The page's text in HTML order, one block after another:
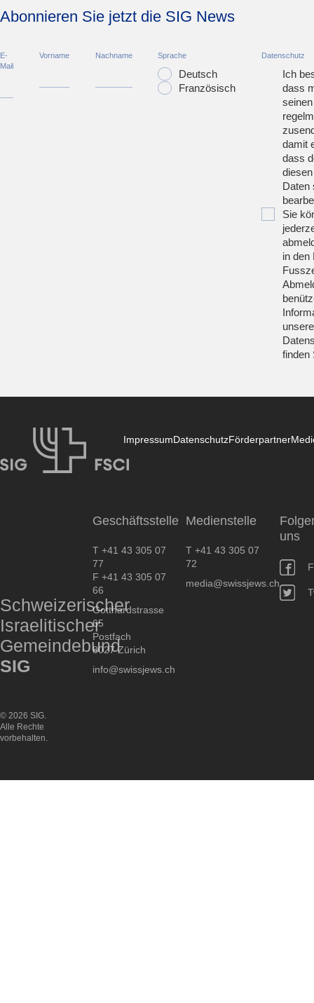
Abonnieren Sie jetzt die SIG News
E-
Mail
Vorname Nachname Sprache
Deutsch
Französisch
Datenschutz
Ich
dass
damit
dass
Daten
Sie
in den
finden
ImpressumDatenschutzFörderpartner
Schweizerischer
Israelitischer
Gemeindebund
SIG
Geschäftsstelle
T +41 43 305 07
77
F +41 43 305 07
66
Gotthardstrasse
65
Postfach
8027 Zürich
info@swissjews.ch
Medienstelle
T +41 43 305 07
72
media@swissjews.ch
uns
© 2026 SIG.
Alle Rechte
vorbehalten.